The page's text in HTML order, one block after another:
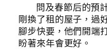
問及春節后的預
剛換了租的屋子，過
腳步快要，他們開端
盼著來年會更好。